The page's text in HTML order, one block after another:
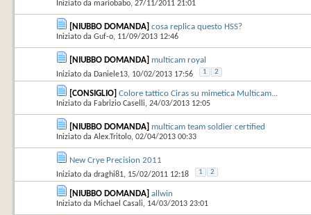
Iniziato da mariobabo‎, 27/11/2011 21:01
[NIUBBO DOMANDA] cosa replica questo HSS?
Iniziato da Guf-o‎, 11/09/2013 12:46
[NIUBBO DOMANDA] multicam royal
Iniziato da Daniele13‎, 10/02/2013 17:56 1 2
[CONSIGLIO] Colore tattico Ciras su mimetica Multicam...
Iniziato da Fabrizio Caselli‎, 24/03/2013 12:05
[NIUBBO DOMANDA] multicam team soldier certified
Iniziato da Alex.Tritolo‎, 02/04/2013 00:33
New Crye Precision 2011
Iniziato da draghi81‎, 15/02/2011 12:18 1 2
[NIUBBO DOMANDA] allwin
Iniziato da Michael Casali‎, 14/03/2013 23:01